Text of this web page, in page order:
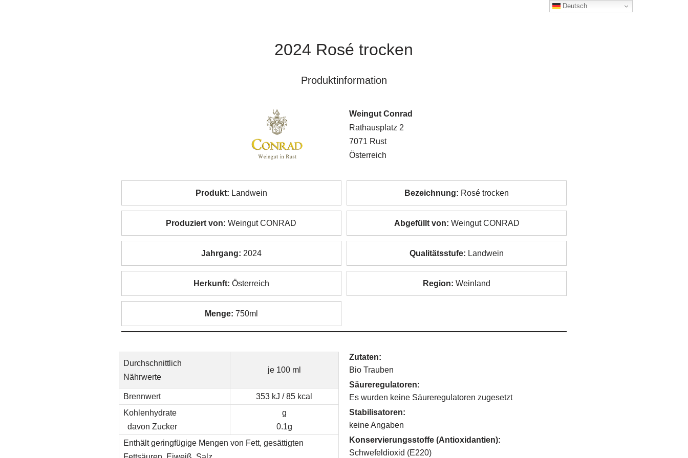
2024 Rosé trocken
Produktinformation
Weingut Conrad
Rathausplatz 2
7071 Rust
Österreich
Produkt: Landwein Bezeichnung: Rosé trocken
Produziert von: Weingut CONRAD Abgefüllt von: Weingut CONRAD
Jahrgang: 2024 Qualitätsstufe: Landwein
Herkunft: Österreich Region: Weinland
Menge: 750ml
Durchschnittlich
Nährwerte
je 100 ml
Brennwert
353 kJ / 85 kcal
Kohlenhydrate
davon Zucker
g
0.1g
Enthält geringfügige Mengen von Fett, gesättigten
Zutaten:
Bio Trauben
Säureregulatoren:
Es wurden keine Säureregulatoren zugesetzt
Stabilisatoren:
keine Angaben
Konservierungsstoffe (Antioxidantien):
Schwefeldioxid (E220)
Deutsch